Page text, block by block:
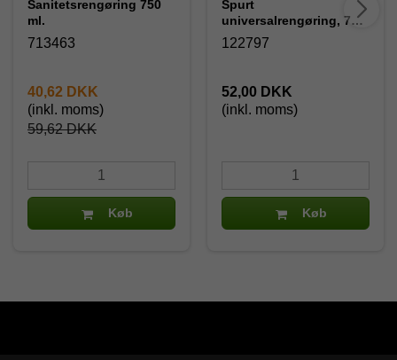
Sanitetsrengøring 750
ml.
713463
59,62 DKK
40,62 DKK
(inkl. moms)
Køb
Spurt
universalrengøring, 750
ml
122797
52,00 DKK
(inkl. moms)
Køb